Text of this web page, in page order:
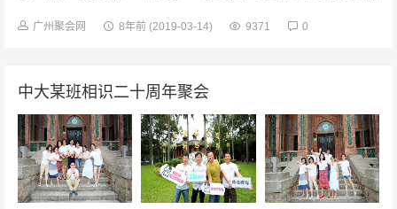
广州聚会网 8年前 (2019-03-14) 9371 0
中大某班相识二十周年聚会